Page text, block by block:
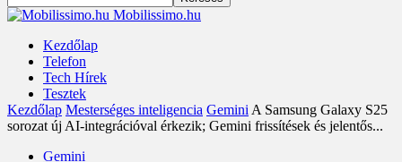
Mobilissimo.hu
Kezdőlap
Telefon
Tech Hírek
Tesztek
Kezdőlap Mesterséges inteligencia Gemini A Samsung Galaxy S25
sorozat új AI-integrációval érkezik; Gemini frissítések és jelentős...
Gemini